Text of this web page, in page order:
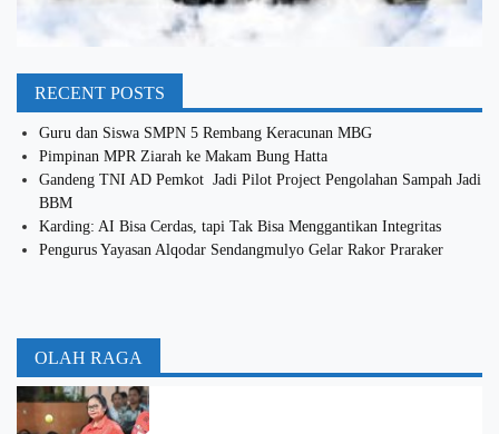
RECENT POSTS
Guru dan Siswa SMPN 5 Rembang Keracunan MBG
Pimpinan MPR Ziarah ke Makam Bung Hatta
Gandeng TNI AD Pemkot Jadi Pilot Project Pengolahan Sampah Jadi
BBM
Karding: AI Bisa Cerdas, tapi Tak Bisa Menggantikan Integritas
Pengurus Yayasan Alqodar Sendangmulyo Gelar Rakor Praraker
OLAH RAGA